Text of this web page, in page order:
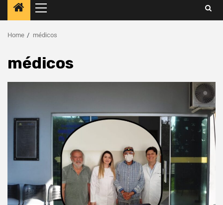
Home médicos
médicos